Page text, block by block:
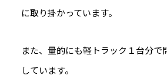
に取り掛かっています。
また、量的にも軽トラック１台分で
しています。